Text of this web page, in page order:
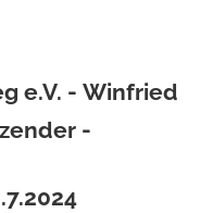
e.V. - Winfried
-